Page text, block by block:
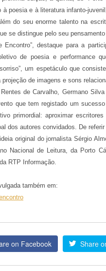
à poesia e à literatura infanto-
do seu enorme talento na
se distingue pelo seu
Encontro”, destaque para a
de poesia e performance
um espetáculo que
de imagens e sons
de Carvalho, Germano
que tem registado um
primordial: aproximar
dos autores convidados. De
original do jornalista Sérgio
Nacional de Leitura, da Porto
RTP Informação.
também em:
on Facebook Share